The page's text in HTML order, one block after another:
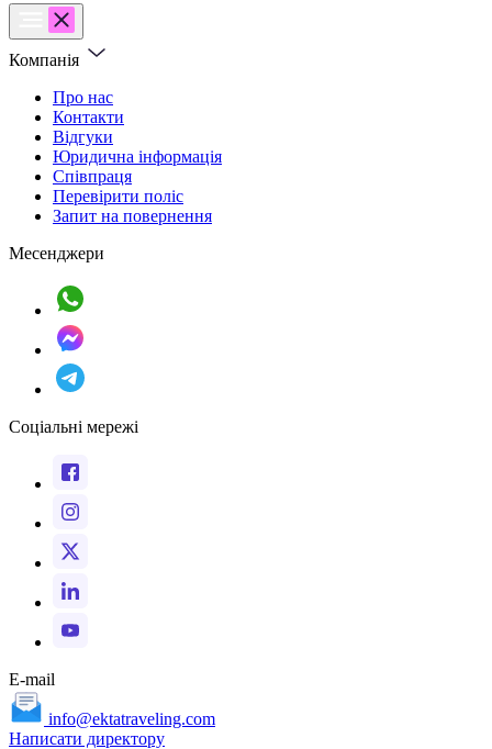
Компанія
Про нас
Контакти
Відгуки
Юридична інформація
Співпраця
Перевірити поліс
Запит на повернення
Месенджери
Соціальні мережі
E-mail
info@ektatraveling.com
Написати директору